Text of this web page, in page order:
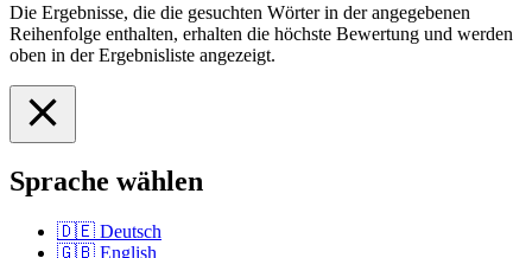
Die Ergebnisse, die die gesuchten Wörter in der angegebenen
Reihenfolge enthalten, erhalten die höchste Bewertung und werden
oben in der Ergebnisliste angezeigt.
Sprache wählen
🇩🇪 Deutsch
🇬🇧 English